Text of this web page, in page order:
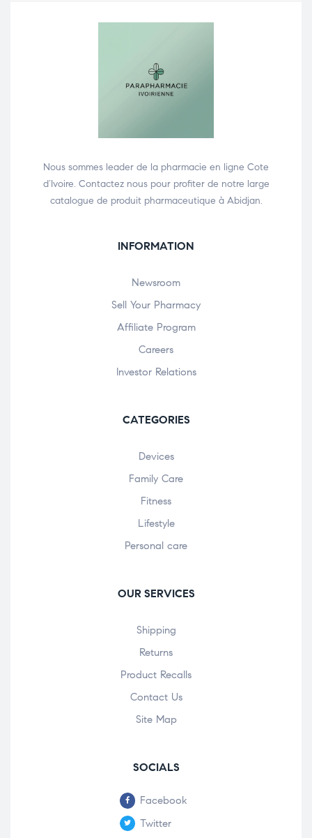
Nous sommes leader de la pharmacie en ligne Cote
d’Ivoire. Contactez nous pour profiter de notre large
catalogue de produit pharmaceutique à Abidjan.
INFORMATION
Newsroom
Sell Your Pharmacy
Affiliate Program
Careers
Investor Relations
CATEGORIES
Devices
Family Care
Fitness
Lifestyle
Personal care
OUR SERVICES
Shipping
Returns
Product Recalls
Contact Us
Site Map
SOCIALS
Facebook
Twitter